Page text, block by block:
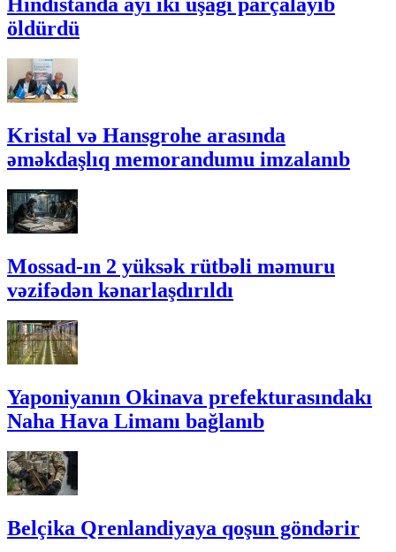
Hindistanda ayı iki uşağı parçalayıb
öldürdü
Kristal və Hansgrohe arasında
əməkdaşlıq memorandumu imzalanıb
Mossad-ın 2 yüksək rütbəli məmuru
vəzifədən kənarlaşdırıldı
Yaponiyanın Okinava prefekturasındakı
Naha Hava Limanı bağlanıb
Belçika Qrenlandiyaya qoşun göndərir